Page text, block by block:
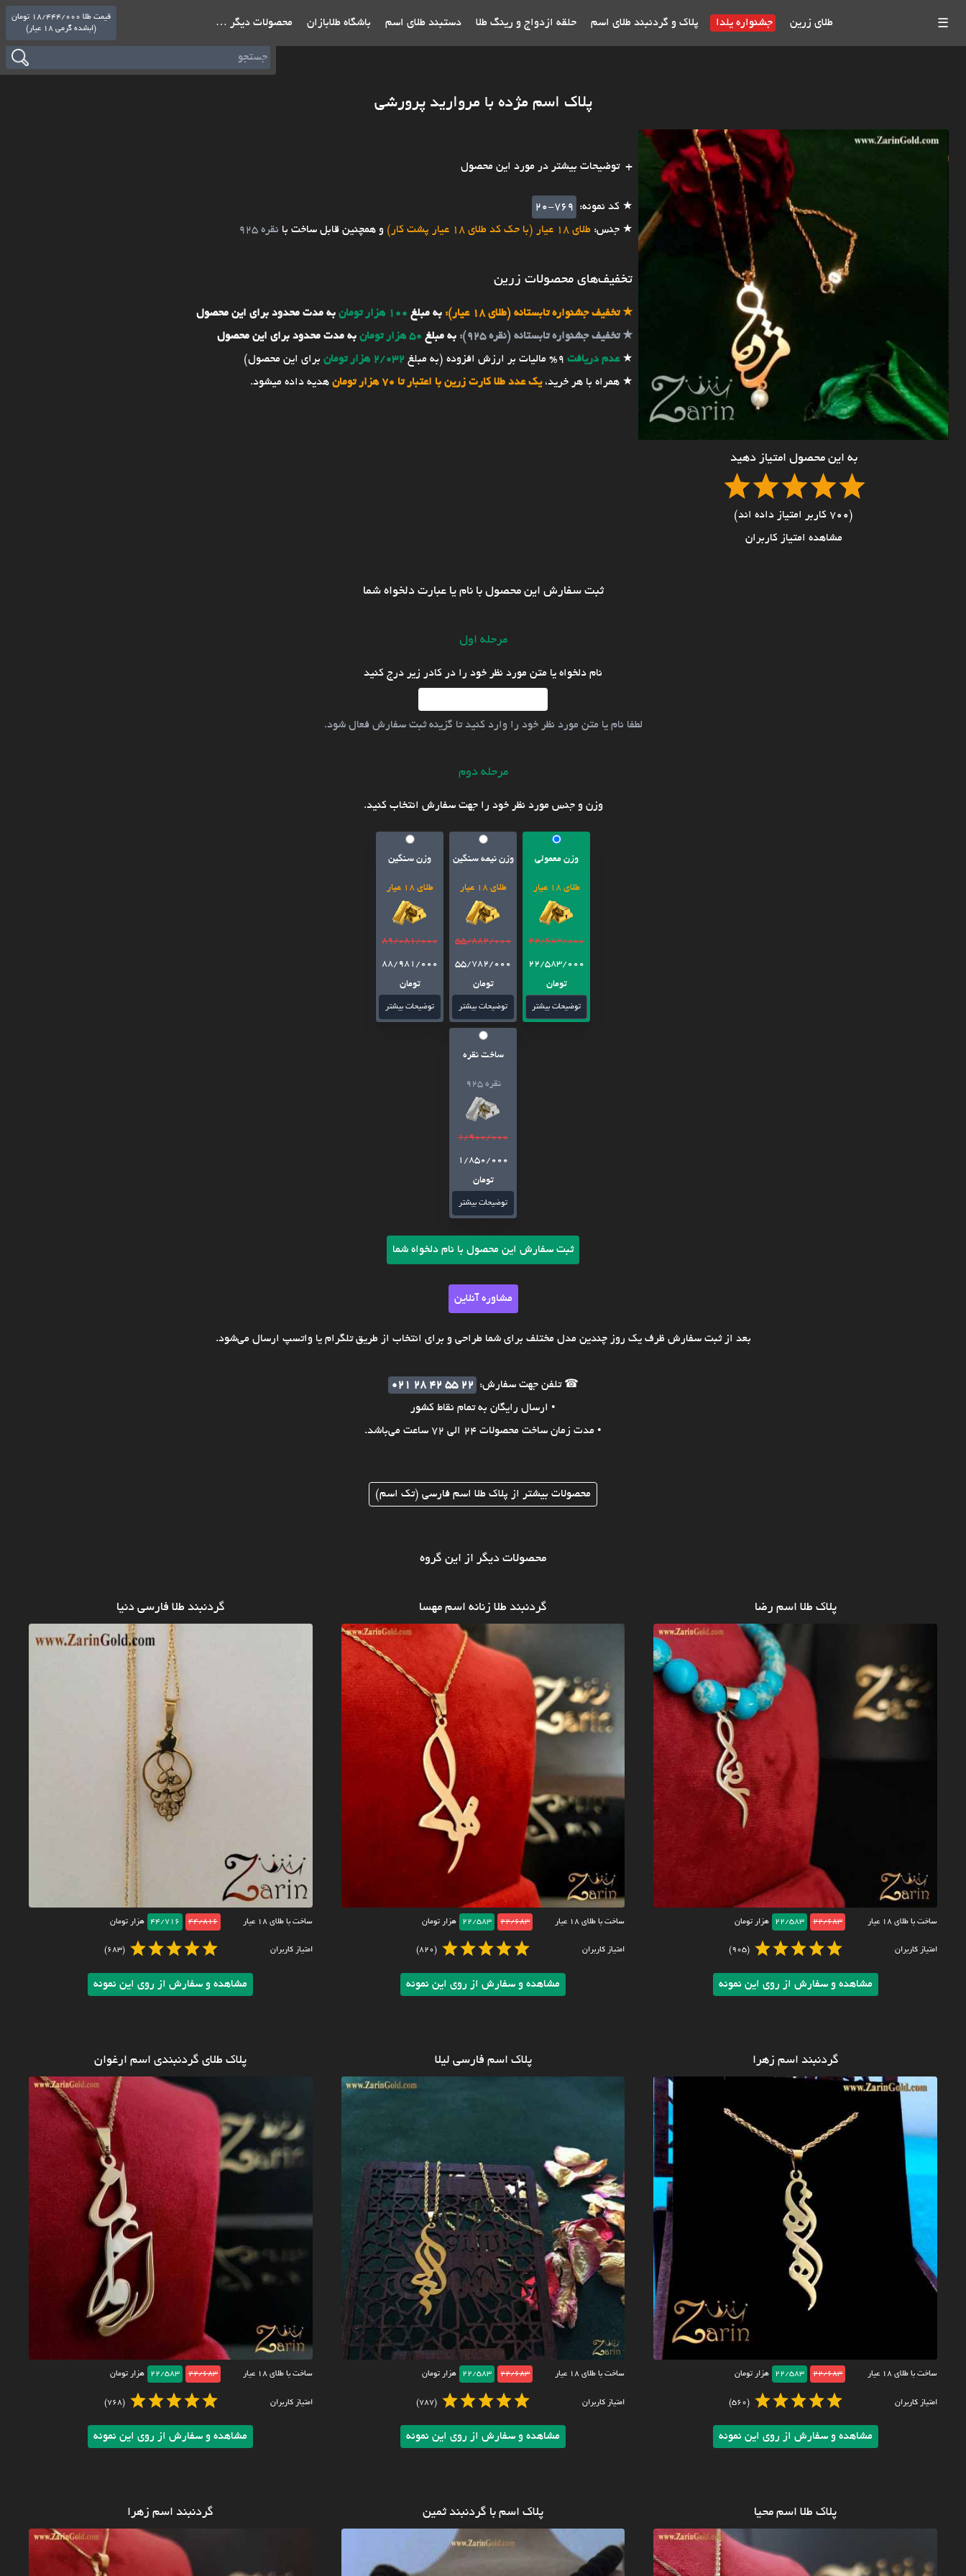
☰ طلای زرین جشنواره یلدا پلاک و گردنبند طلای اسم حلقه ازدواج و رینگ طلا دستبند طلای اسم باشگاه طلابازان محصولات دیگر …
قیمت طلا 18/444/000 تومان
(ابشده گرمی 18 عیار)
پلاک اسم مژده با مروارید پرورشی
به این محصول امتیاز دهید
(700 کاربر امتیاز داده اند)
مشاهده امتیاز کاربران
توضیحات بیشتر در مورد این محصول
★ کد نمونه:
20-769
★ جنس: طلای 18 عیار (با حک کد طلای 18 عیار پشت کار) و همچنین قابل ساخت با نقره 925
تخفیف‌های محصولات زرین
★تخفیف جشنواره تابستانه (طلای 18 عیار): به مبلغ 100 هزار تومان
به مدت محدود برای این محصول
★تخفیف جشنواره تابستانه (نقره 925): به مبلغ 50 هزار تومان
به مدت محدود برای این محصول
★عدم دریافت 9% مالیات بر ارزش افزوده (به مبلغ 2/032 هزار تومان
برای این محصول)
★ همراه با هر خرید،یک عدد طلا کارت زرین با اعتبار تا 70 هزار تومان هدیه داده میشود.
ثبت سفارش این محصول با نام یا عبارت دلخواه شما
مرحله اول
نام دلخواه یا متن مورد نظر خود را در کادر زیر درج کنید
لطفا نام یا متن مورد نظر خود را وارد کنید تا گزینه ثبت سفارش فعال شود.
مرحله دوم
وزن و جنس مورد نظر خود را جهت سفارش انتخاب کنید.
وزن معمولی
طلای 18 عیار
22/683/000
22/583/000
تومان
توضیحات بیشتر
وزن نیمه سنگین
طلای 18 عیار
55/882/000
55/782/000
تومان
توضیحات بیشتر
وزن سنگین
طلای 18 عیار
89/081/000
88/981/000
تومان
توضیحات بیشتر
ساخت نقره
نقره 925
1/900/000
1/850/000
تومان
توضیحات بیشتر
ثبت سفارش این محصول با نام دلخواه شما
مشاوره آنلاین
بعد از ثبت سفارش ظرف یک روز چندین مدل مختلف برای شما طراحی و برای انتخاب از طریق تلگرام یا واتسپ ارسال می‌شود.
☎ تلفن جهت سفارش:
021 28 42 55 22
• ارسال رایگان به تمام نقاط کشور
• مدت زمان ساخت محصولات 24 الی 72 ساعت می‌باشد.
محصولات بیشتر از پلاک طلا اسم فارسی (تک اسم)
محصولات دیگر از این گروه
پلاک طلا اسم رضا
ساخت با طلای ۱۸ عیار 22/683
22/583 هزار تومان
امتیاز کاربران (905)
مشاهده و سفارش از روی این نمونه
گردنبند طلا زنانه اسم مهسا
ساخت با طلای ۱۸ عیار 22/683
22/583 هزار تومان
امتیاز کاربران (820)
مشاهده و سفارش از روی این نمونه
گردنبند طلا فارسی دنیا
ساخت با طلای ۱۸ عیار 44/816
44/716 هزار تومان
امتیاز کاربران (683)
مشاهده و سفارش از روی این نمونه
گردنبند اسم زهرا
ساخت با طلای ۱۸ عیار 22/683
22/583 هزار تومان
امتیاز کاربران (560)
مشاهده و سفارش از روی این نمونه
پلاک اسم فارسی لیلا
ساخت با طلای ۱۸ عیار 22/683
22/583 هزار تومان
امتیاز کاربران (787)
مشاهده و سفارش از روی این نمونه
پلاک طلای گردنبندی اسم ارغوان
ساخت با طلای ۱۸ عیار 22/683
22/583 هزار تومان
امتیاز کاربران (768)
مشاهده و سفارش از روی این نمونه
پلاک طلا اسم محیا پلاک اسم با گردنبند ثمین گردنبند اسم زهرا